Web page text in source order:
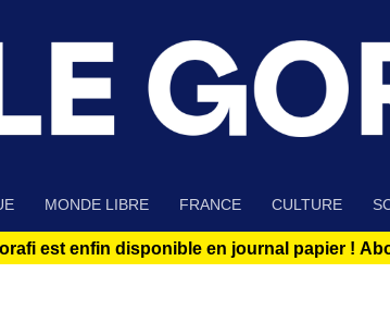
MONDE LIBRE FRANCE CULTURE
est enfin disponible en journal papier !